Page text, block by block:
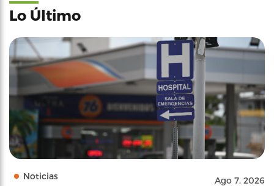
Lo Último
Noticias Ago 7, 2026